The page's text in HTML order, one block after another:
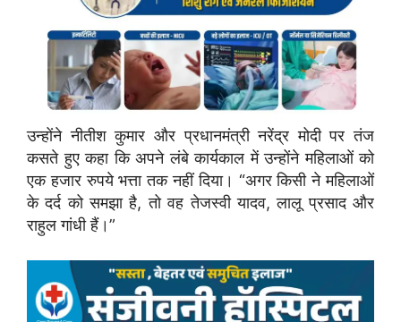
उन्होंने नीतीश कुमार और प्रधानमंत्री नरेंद्र मोदी पर तंज
कसते हुए कहा कि अपने लंबे कार्यकाल में उन्होंने महिलाओं को
एक हजार रुपये भत्ता तक नहीं दिया। “अगर किसी ने महिलाओं
के दर्द को समझा है, तो वह तेजस्वी यादव, लालू प्रसाद और
राहुल गांधी हैं।”